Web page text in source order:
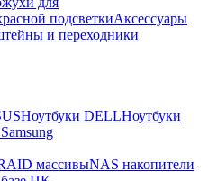
подсветкиАксессуары
и переходники
Ноутбуки DELLНоутбуки
массивыNAS накопители